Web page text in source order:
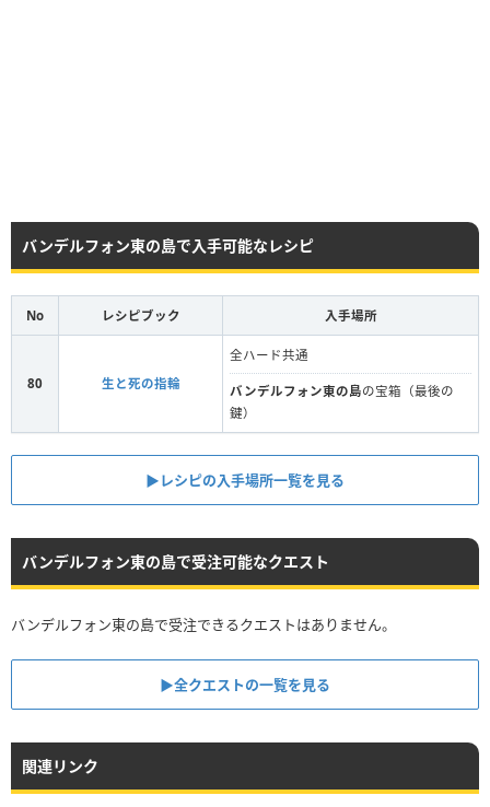
バンデルフォン東の島で入手可能なレシピ
No レシピブック 入手場所
80 生と死の指輪
全ハード共通
バンデルフォン東の島の宝箱（最後の
鍵）
▶︎レシピの入手場所一覧を見る
バンデルフォン東の島で受注可能なクエスト
バンデルフォン東の島で受注できるクエストはありません。
▶︎全クエストの一覧を見る
関連リンク